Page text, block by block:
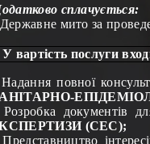
сплачується:
Державне мито за п
У вартість послуги
повної
документів
(СЕС);